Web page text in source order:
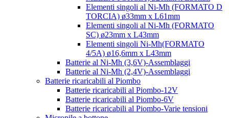
Elementi singoli al Ni-Mh (FORMATO D
TORCIA) ø33mm x L61mm
Elementi singoli al Ni-Mh (FORMATO
SC) ø23mm x L43mm
Elementi singoli Ni-Mh(FORMATO
4/5A) ø16,6mm x L43mm
Batterie al Ni-Mh (3,6V)-Assemblaggi
Batterie al Ni-Mh (2,4V)-Assemblaggi
Batterie ricaricabili al Piombo
Batterie ricaricabili al Piombo-12V
Batterie ricaricabili al Piombo-6V
Batterie ricaricabili al Piombo-Varie tensioni